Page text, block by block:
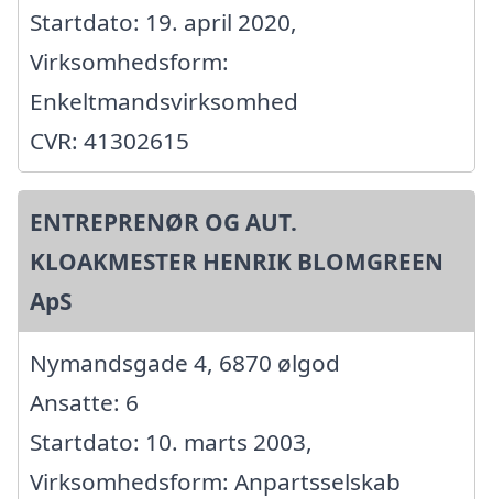
Startdato: 19. april 2020,
Virksomhedsform:
Enkeltmandsvirksomhed
CVR: 41302615
ENTREPRENØR OG AUT.
KLOAKMESTER HENRIK BLOMGREEN
ApS
Nymandsgade 4, 6870 ølgod
Ansatte: 6
Startdato: 10. marts 2003,
Virksomhedsform: Anpartsselskab